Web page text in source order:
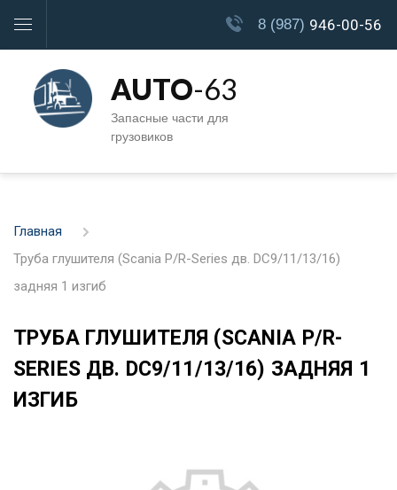
8 (987) 946-00-56
AUTO-63
Запасные части для
грузовиков
Главная
Труба глушителя (Scania P/R-Series дв. DC9/11/13/16)
задняя 1 изгиб
ТРУБА ГЛУШИТЕЛЯ (SCANIA P/R-
SERIES ДВ. DC9/11/13/16) ЗАДНЯЯ 1
ИЗГИБ